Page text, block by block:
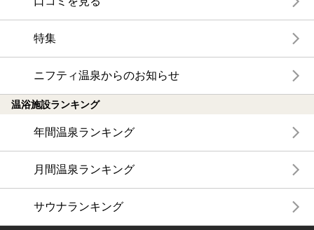
特集
ニフティ温泉からのお知らせ
温浴施設ランキング
年間温泉ランキング
月間温泉ランキング
サウナランキング